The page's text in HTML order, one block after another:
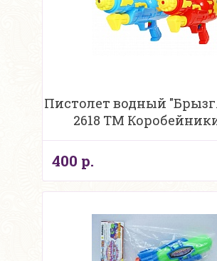
Пистолет водный
2618 ТМ
400 р.